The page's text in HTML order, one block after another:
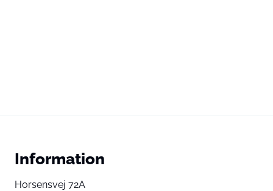
Information
Horsensvej 72A